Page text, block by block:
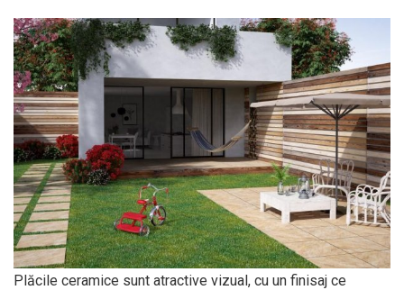
Plăcile ceramice sunt atractive vizual, cu un finisaj ce